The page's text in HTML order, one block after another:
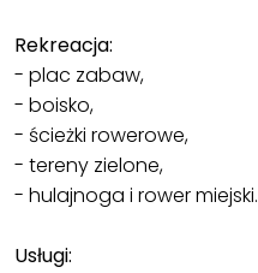
Rekreacja:
- plac zabaw,
- boisko,
- ścieżki rowerowe,
- tereny zielone,
- hulajnoga i rower miejski.
Usługi: